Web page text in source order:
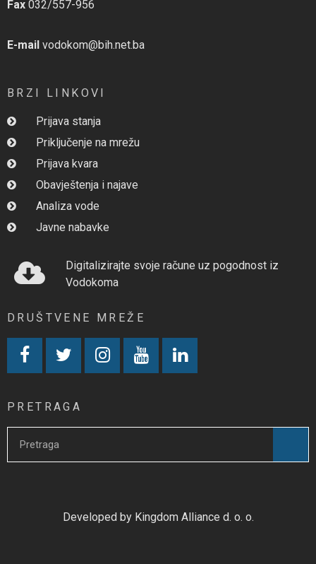
Fax 032/557-956
E-mail vodokom@bih.net.ba
BRZI LINKOVI
Prijava stanja
Priključenje na mrežu
Prijava kvara
Obavještenja i najave
Analiza vode
Javne nabavke
Digitalizirajte svoje račune uz pogodnost iz
Vodokoma
DRUŠTVENE MREŽE
PRETRAGA
Developed by Kingdom Alliance d. o. o.